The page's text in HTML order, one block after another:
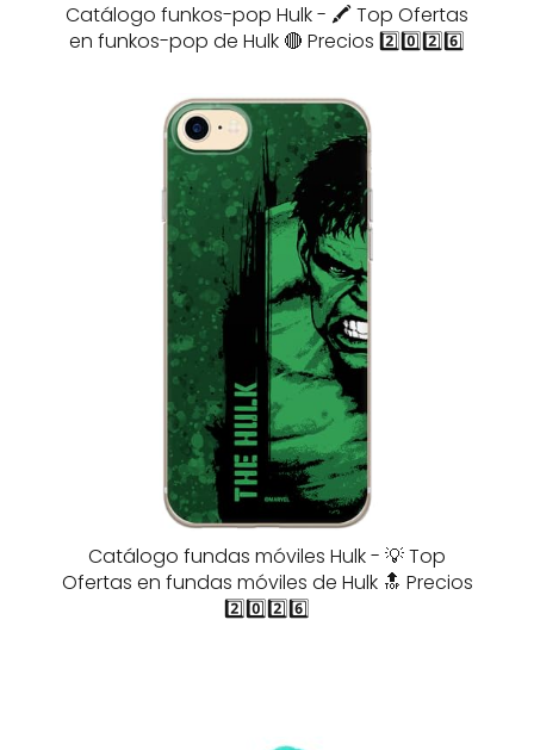
Catálogo funkos-pop Hulk - 🖍️ Top Ofertas
en funkos-pop de Hulk 🔴 Precios 2️⃣0️⃣2️⃣6️⃣
Catálogo fundas móviles Hulk - 💡 Top
Ofertas en fundas móviles de Hulk 🔝 Precios
2️⃣0️⃣2️⃣6️⃣